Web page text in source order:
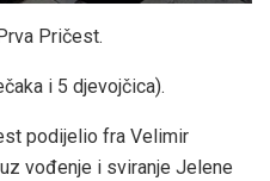
Pričest.
i 5 djevojčica).
podijelio fra Velimir
vođenje i sviranje Jelene